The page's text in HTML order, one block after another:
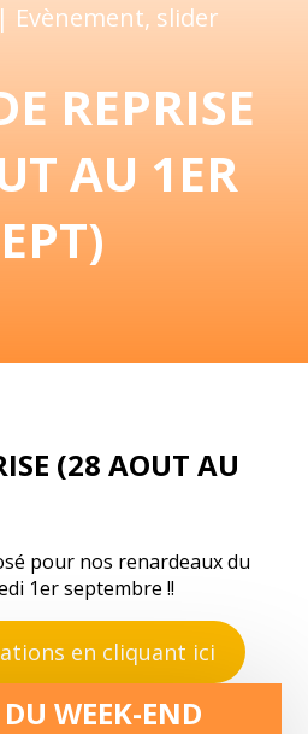
Evènement, slider
REPRISE
AU 1ER
(28 AOUT AU
pour nos renardeaux du
1er septembre !!
en cliquant ici
WEEK-END